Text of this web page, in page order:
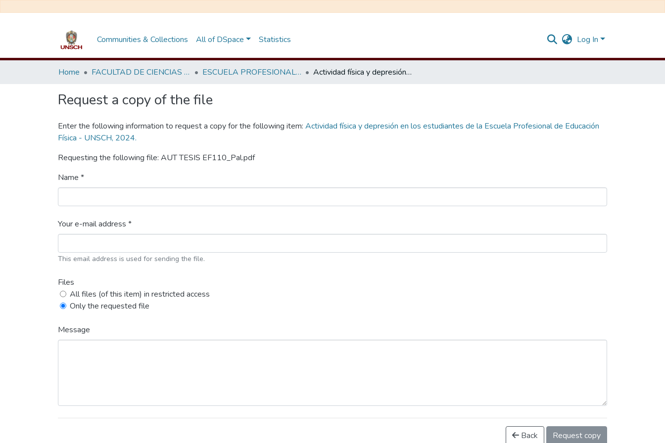
Communities & Collections All of DSpace Statistics Log In
Home FACULTAD DE CIENCIAS DE LA EDUCACIÓN ESCUELA PROFESIONAL DE EDUCACIÓN FÍSICA Actividad física y depresión en los estudiantes de la Escuela Profesional de Educación Física - UNSCH, 2024.
Request a copy of the file
Enter the following information to request a copy for the following item: Actividad física y depresión en los estudiantes de la Escuela Profesional de Educación
Física - UNSCH, 2024.
Requesting the following file: AUT TESIS EF110_Pal.pdf
Name *
Your e-mail address *
This email address is used for sending the file.
Files
All files (of this item) in restricted access
Only the requested file
Message
Back Request copy